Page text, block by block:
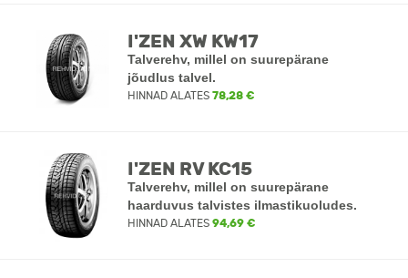
I'ZEN XW KW17
Talverehv, millel on suurepärane
jõudlus talvel.
HINNAD ALATES 78,28 €
I'ZEN RV KC15
Talverehv, millel on suurepärane
haarduvus talvistes ilmastikuoludes.
HINNAD ALATES 94,69 €